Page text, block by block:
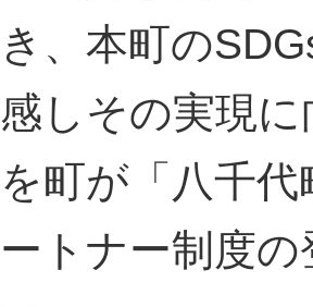
き、本町の
感しその実現
を町が「八千
ートナー制度